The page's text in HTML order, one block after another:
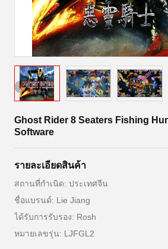
Ghost Rider 8 Seaters Fishing
Software
รายละเอียดสินค้า
สถานที่กำเนิด: ประเทศจีน
ชื่อแบรนด์: Lie Jiang
ได้รับการรับรอง: Rosh
หมายเลขรุ่น: LJFGL2